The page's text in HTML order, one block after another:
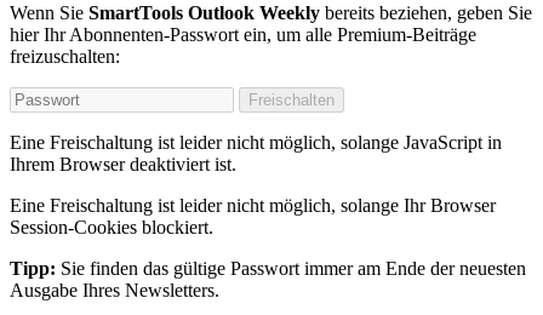
Wenn Sie SmartTools Outlook Weekly bereits beziehen, geben Sie
hier Ihr Abonnenten-Passwort ein, um alle Premium-Beiträge
freizuschalten:
Freischalten
Eine Freischaltung ist leider nicht möglich, solange JavaScript in
Ihrem Browser deaktiviert ist.
Eine Freischaltung ist leider nicht möglich, solange Ihr Browser
Session-Cookies blockiert.
Tipp: Sie finden das gültige Passwort immer am Ende der neuesten
Ausgabe Ihres Newsletters.